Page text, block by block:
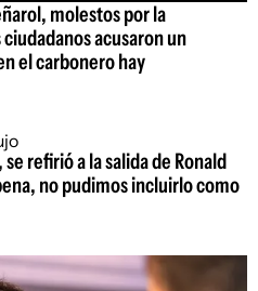
molestos por la
acusaron un
el carbonero hay
refirió a la salida de Ronald
no pudimos incluirlo como